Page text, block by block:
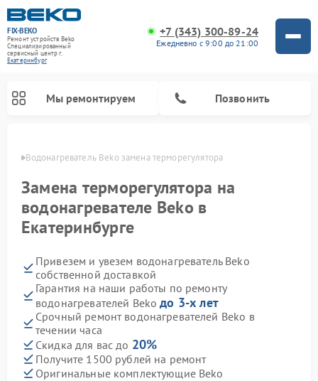
FIX-BEKO
Ремонт устройств Beko
Специализированный
cервисный центр г.
Екатеринбург
+7 (343) 300-89-24
Ежедневно с 9:00 до 21:00
Мы ремонтируем Позвонить
Водонагреватель Beko замена терморегулятора
Замена терморегулятора на
водонагревателе Beko в
Екатеринбурге
Привезем и увезем водонагреватель Beko
собственной доставкой
Гарантия на наши работы по ремонту
водонагревателей Bekoдо 3-х лет
Срочный ремонт водонагревателей Beko в
течении часа
Скидка для вас до 20%
Получите 1500 рублей на ремонт
Оригинальные комплектующие Beko